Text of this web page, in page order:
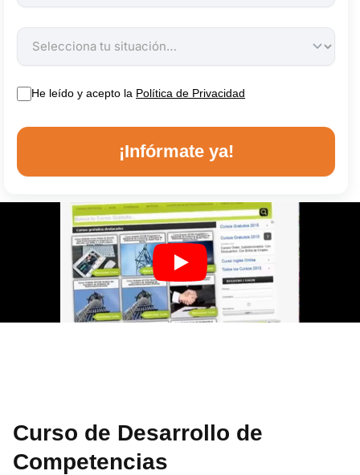
He leído y acepto la Política de Privacidad
¡Infórmate ya!
Curso de Desarrollo de
Competencias